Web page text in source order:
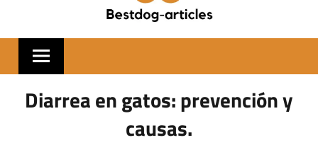
Diarrea en gatos: prevención y
causas.